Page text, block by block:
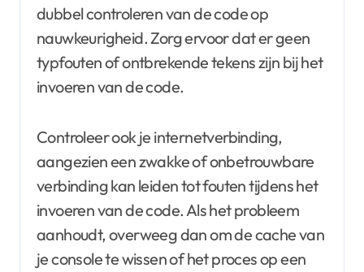
dubbel controleren van de code op
nauwkeurigheid. Zorg ervoor dat er geen
typfouten of ontbrekende tekens zijn bij het
invoeren van de code.
Controleer ook je internetverbinding,
aangezien een zwakke of onbetrouwbare
verbinding kan leiden tot fouten tijdens het
invoeren van de code. Als het probleem
aanhoudt, overweeg dan om de cache van
je console te wissen of het proces op een